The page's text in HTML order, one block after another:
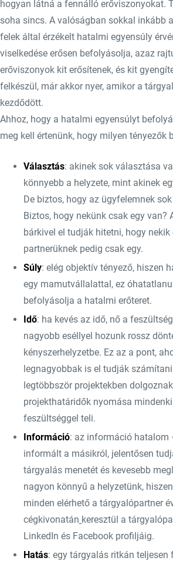
hogyan látná a fennálló erőviszonyokat.
soha sincs. A valóságban sokkal inkább
felek által érzékelt hatalmi egyensúly
viselkedése erősen befolyásolja, azaz
erőviszonyok kit erősítenek, és kit
felkészül, már akkor nyer, amikor a
kezdődött.
Ahhoz, hogy a hatalmi egyensúlyt
meg kell értenünk, hogy milyen tényezők
Választás: akinek sok választása
könnyebb a helyzete, mint akinek
De biztos, hogy az ügyfelemnek
Biztos, hogy nekünk csak egy van?
bárkivel el tudják hitetni, hogy
partnerüknek pedig csak egy.
Súly: elég objektív tényező, hiszen
egy mamutvállalattal, ez
befolyásolja a hatalmi erőteret.
Idő: ha kevés az idő, nő a
nagyobb eséllyel hozunk rossz
kényszerhelyzetbe. Ez az a pont,
legnagyobbak is el tudják
legtöbbször projektekben
projekthatáridők nyomása
feszültséggel teli.
Információ: az információ hatalom
informált a másikról, jelentősen
tárgyalás menetét és kevesebb
nagyon könnyű a helyzetünk,
minden elérhető a tárgyalópartner
cégkivonatán keresztül a
LinkedIn és Facebook profiljáig.
Hatás: egy tárgyalás ritkán teljesen